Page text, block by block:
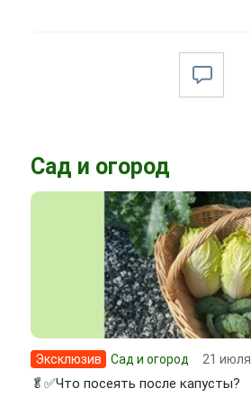
Сад и огород
Эксклюзив Сад и огород 21 июля
🥬✅Что посеять после капусты?